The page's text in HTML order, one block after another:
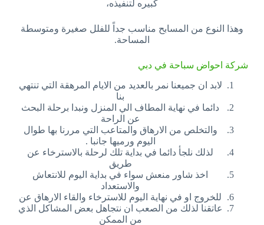
كبيره لتنفيذه،
وهذا النوع من المسابح مناسب جداً للفلل صغيرة ومتوسطة
المساحة.
شركة احواض سباحة في دبي
لابد ان جميعنا نمر بالعديد من الايام المرهقة التي تنتهي
بنا
دائما في نهاية المطاف الي المنزل ونبدا برحلة البحث
عن الراحة
والتخلص من الارهاق والمتاعب التي مررنا بها طوال
اليوم ورميها جانبا .
لذلك نلجأ دائما في بداية تلك لرحلة بالاسترخاء عن
طريق
اخذ شاور منعش سواء في بداية اليوم للانتعاش
والاستعداد
للخروج او في نهاية اليوم للاسترخاء والقاء الارهاق عن
عاتقنا لذلك من الصعب ان نتجاهل بعض المشاكل الذي
من الممكن